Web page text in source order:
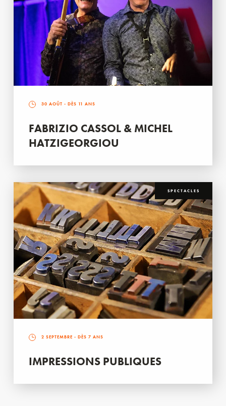
30 AOÛT - DÈS 11 ANS
FABRIZIO CASSOL & MICHEL
HATZIGEORGIOU
SPECTACLES
2 SEPTEMBRE - DÈS 7 ANS
IMPRESSIONS PUBLIQUES